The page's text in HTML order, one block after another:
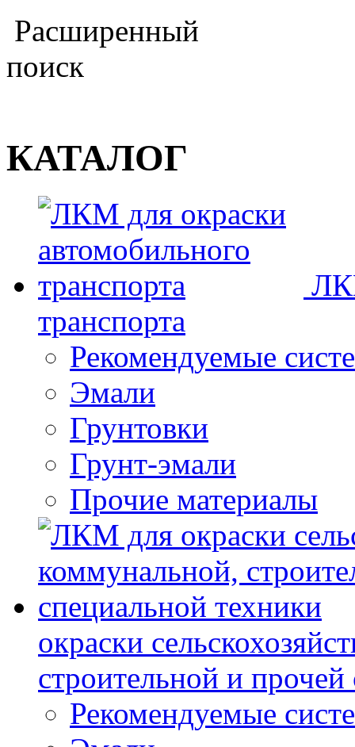
Расширенный
поиск
КАТАЛОГ
транспорта
Рекомендуемые
Эмали
Грунтовки
Грунт-эмали
Прочие материалы
окраски
строительной и
Рекомендуемые